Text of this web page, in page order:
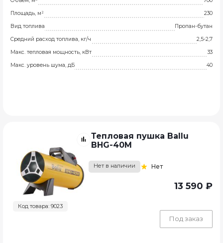
Площадь, м²
230
Вид топлива
Пропан-бутан
Средний расход топлива, кг/ч
2,5-2,7
Макс. тепловая мощность, кВт
33
Макс. уровень шума, дБ
40
Код товара: 9023
Тепловая пушка Ballu
BHG-40M
Нет в наличии Нет
13 590 ₽
Под заказ